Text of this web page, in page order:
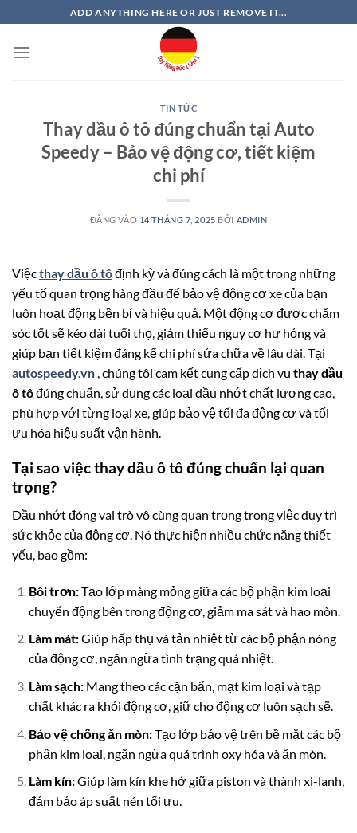
qua
nội
ADD ANYTHING HERE OR JUST REMOVE IT...
TIN TỨC
Thay dầu ô tô đúng chuẩn tại Auto
Speedy – Bảo vệ động cơ, tiết kiệm
chi phí
ĐĂNG VÀO 14 THÁNG 7, 2025 BỞI ADMIN
Việcthay dầu ô tôđịnh kỳ và đúng cách là một trong những
yếu tố quan trọng hàng đầu để bảo vệ động cơ xe của bạn
luôn hoạt động bền bỉ và hiệu quả. Một động cơ được chăm
sóc tốt sẽ kéo dài tuổi thọ, giảm thiểu nguy cơ hư hỏng và
giúp bạn tiết kiệm đáng kể chi phí sửa chữa về lâu dài. Tại
autospeedy.vn , chúng tôi cam kết cung cấp dịch vụ thay dầu
ô tôđúng chuẩn, sử dụng các loại dầu nhớt chất lượng cao,
phù hợp với từng loại xe, giúp bảo vệ tối đa động cơ và tối
ưu hóa hiệu suất vận hành.
Tại sao việc thay dầu ô tô đúng chuẩn lại quan
trọng?
Dầu nhớt đóng vai trò vô cùng quan trọng trong việc duy trì
sức khỏe của động cơ. Nó thực hiện nhiều chức năng thiết
yếu, bao gồm:
Bôi trơn:Tạo lớp màng mỏng giữa các bộ phận kim loại
chuyển động bên trong động cơ, giảm ma sát và hao mòn.
Làm mát:Giúp hấp thụ và tản nhiệt từ các bộ phận nóng
của động cơ, ngăn ngừa tình trạng quá nhiệt.
Làm sạch:Mang theo các cặn bẩn, mạt kim loại và tạp
chất khác ra khỏi động cơ, giữ cho động cơ luôn sạch sẽ.
Bảo vệ chống ăn mòn:Tạo lớp bảo vệ trên bề mặt các bộ
phận kim loại, ngăn ngừa quá trình oxy hóa và ăn mòn.
Làm kín:Giúp làm kín khe hở giữa piston và thành xi-lanh,
đảm bảo áp suất nén tối ưu.